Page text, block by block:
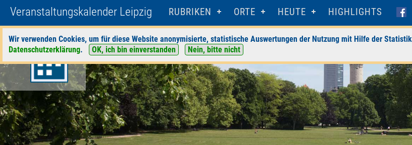
Veranstaltungskalender Leipzig RUBRIKEN ORTE HEUTE HIGHLIGHTS
Wir verwenden Cookies, um für diese Website anonymisierte, statistische Auswertungen der Nutzung mit Hilfe der
Datenschutzerklärung. OK, ich bin einverstanden Nein, bitte nicht